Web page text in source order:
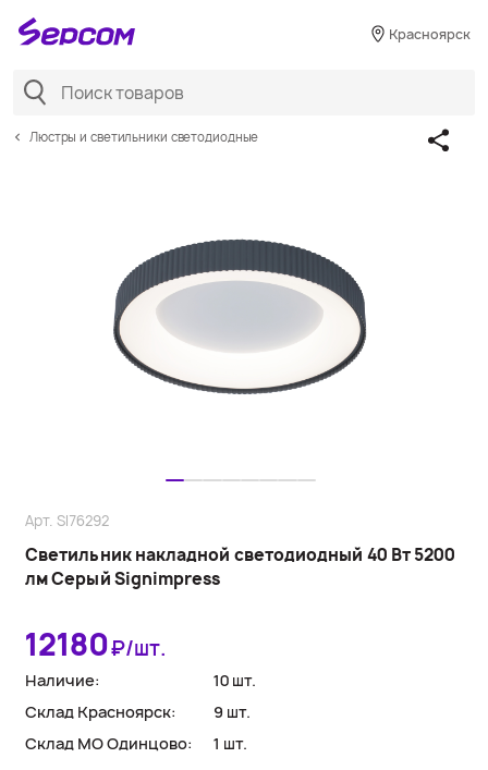
Красноярск
Люстры и светильники светодиодные
Светильник накладной светодиодный 40 Вт 5200
лм Серый Signimpress
Арт. SI76292
12180₽/шт.
Наличие:
10 шт.
Склад Красноярск:
9 шт.
Склад МО Одинцово:
1 шт.